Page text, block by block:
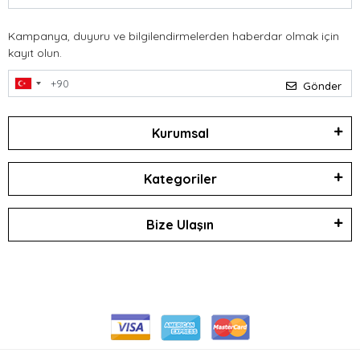
Kampanya, duyuru ve bilgilendirmelerden haberdar olmak için
kayıt olun.
Gönder
Kurumsal
Kategoriler
Bize Ulaşın